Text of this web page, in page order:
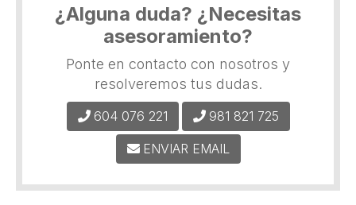
¿Alguna duda? ¿Necesitas
asesoramiento?
Ponte en contacto con nosotros y
resolveremos tus dudas.
604 076 221 981 821 725
ENVIAR EMAIL